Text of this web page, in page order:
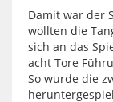
Damit war der
wollten die
sich an das
acht Tore
So wurde die